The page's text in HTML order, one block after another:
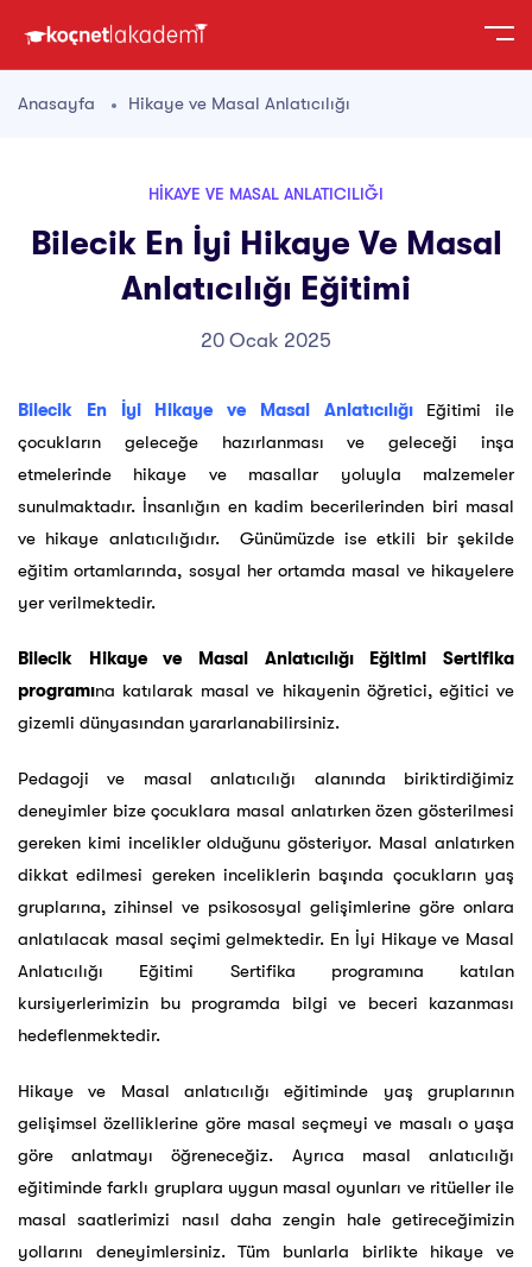
Anasayfa Hikaye ve Masal Anlatıcılığı
HIKAYE VE MASAL ANLATICILIĞI
Bilecik En İyi Hikaye Ve Masal
Anlatıcılığı Eğitimi
20 Ocak 2025
Bilecik En İyi Hikaye ve Masal AnlatıcılığıEğitimi ile
çocukların geleceğe hazırlanması ve geleceği inşa
etmelerinde hikaye ve masallar yoluyla malzemeler
sunulmaktadır. İnsanlığın en kadim becerilerinden biri masal
ve hikaye anlatıcılığıdır. Günümüzde ise etkili bir şekilde
eğitim ortamlarında, sosyal her ortamda masal ve hikayelere
yer verilmektedir.
Bilecik Hikaye ve Masal Anlatıcılığı Eğitimi Sertifika
programına katılarak masal ve hikayenin öğretici, eğitici ve
gizemli dünyasından yararlanabilirsiniz.
Pedagoji ve masal anlatıcılığı alanında biriktirdiğimiz
deneyimler bize çocuklara masal anlatırken özen gösterilmesi
gereken kimi incelikler olduğunu gösteriyor. Masal anlatırken
dikkat edilmesi gereken inceliklerin başında çocukların yaş
gruplarına, zihinsel ve psikososyal gelişimlerine göre onlara
anlatılacak masal seçimi gelmektedir. En İyi Hikaye ve Masal
Anlatıcılığı Eğitimi Sertifika programına katılan
kursiyerlerimizin bu programda bilgi ve beceri kazanması
hedeflenmektedir.
Hikaye ve Masal anlatıcılığı eğitiminde yaş gruplarının
gelişimsel özelliklerine göre masal seçmeyi ve masalı o yaşa
göre anlatmayı öğreneceğiz. Ayrıca masal anlatıcılığı
eğitiminde farklı gruplara uygun masal oyunları ve ritüeller ile
masal saatlerimizi nasıl daha zengin hale getireceğimizin
yollarını deneyimlersiniz. Tüm bunlarla birlikte hikaye ve